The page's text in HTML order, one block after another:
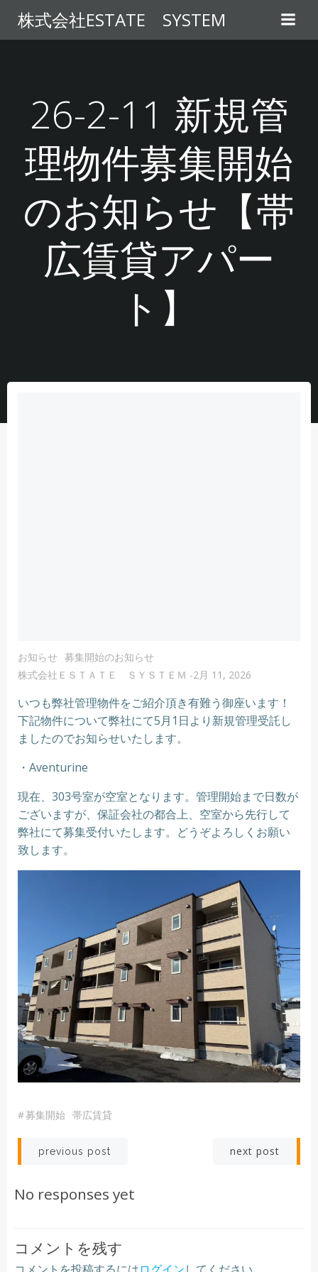
ン
テ
ッ
プ
株式会社ESTATE SYSTEM
26-2-11 新規管
理物件募集開始
のお知らせ【帯
広賃貸アパー
ト】
お知らせ 募集開始のお知らせ
株式会社ＥＳＴＡＴＥ ＳＹＳＴＥＭ -2月 11, 2026
いつも弊社管理物件をご紹介頂き有難う御座います！
下記物件について弊社にて5月1日より新規管理受託し
ましたのでお知らせいたします。
・Aventurine
現在、303号室が空室となります。管理開始まで日数が
ございますが、保証会社の都合上、空室から先行して
弊社にて募集受付いたします。どうぞよろしくお願い
致します。
#募集開始 帯広賃貸
Post
navigation
previous post next post
No responses yet
コメントを残す
コメントを投稿するにはログインしてください。